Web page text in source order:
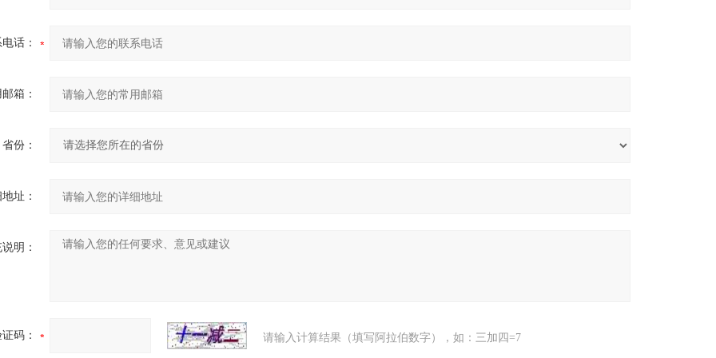
话：
箱：
省份：
址：
明：
码： 请输入计算结果（填写阿拉伯数字），如：三加四=7